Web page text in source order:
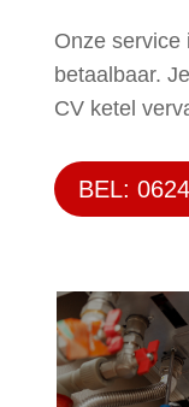
Onze service
betaalbaar.
CV ketel
BEL: